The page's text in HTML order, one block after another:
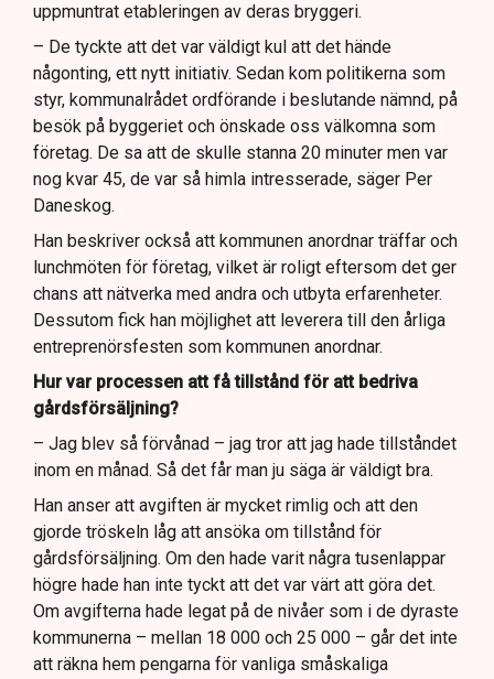
uppmuntrat etableringen av deras bryggeri.
– De tyckte att det var väldigt kul att det hände
någonting, ett nytt initiativ. Sedan kom politikerna som
styr, kommunalrådet ordförande i beslutande nämnd, på
besök på byggeriet och önskade oss välkomna som
företag. De sa att de skulle stanna 20 minuter men var
nog kvar 45, de var så himla intresserade, säger Per
Daneskog.
Han beskriver också att kommunen anordnar träffar och
lunchmöten för företag, vilket är roligt eftersom det ger
chans att nätverka med andra och utbyta erfarenheter.
Dessutom fick han möjlighet att leverera till den årliga
entreprenörsfesten som kommunen anordnar.
Hur var processen att få tillstånd för att bedriva
gårdsförsäljning?
– Jag blev så förvånad – jag tror att jag hade tillståndet
inom en månad. Så det får man ju säga är väldigt bra.
Han anser att avgiften är mycket rimlig och att den
gjorde tröskeln låg att ansöka om tillstånd för
gårdsförsäljning. Om den hade varit några tusenlappar
högre hade han inte tyckt att det var värt att göra det.
Om avgifterna hade legat på de nivåer som i de dyraste
kommunerna – mellan 18 000 och 25 000 – går det inte
att räkna hem pengarna för vanliga småskaliga